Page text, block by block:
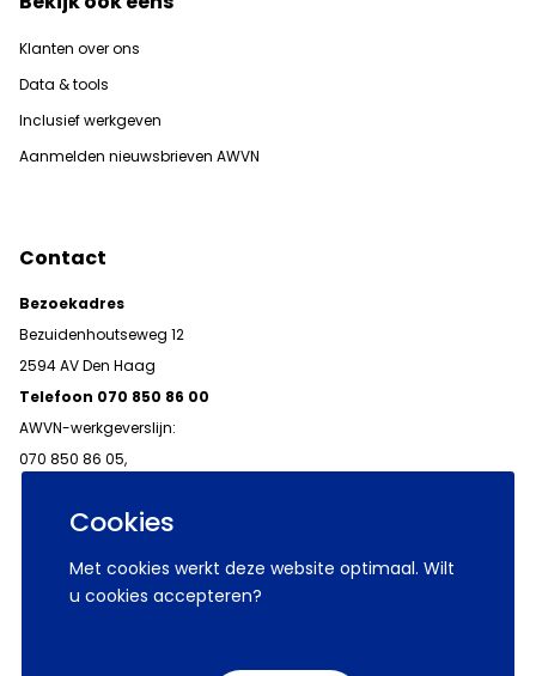
Cookies
Met cookies werkt deze website optimaal. Wilt
u cookies accepteren?
Klanten over ons
Data & tools
Inclusief werkgeven
Aanmelden nieuwsbrieven AWVN
Contact
Bezoekadres
Bezuidenhoutseweg 12
2594 AV Den Haag
Telefoon 070 850 86 00
AWVN-werkgeverslijn:
070 850 86 05,
© 2026 AWVN